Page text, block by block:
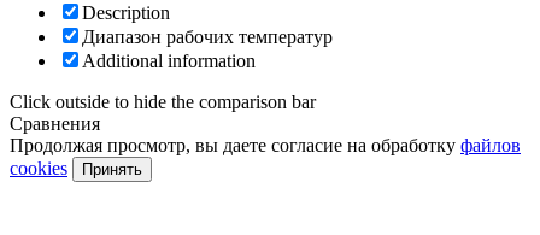
Description
Диапазон рабочих температур
Additional information
Click outside to hide the comparison bar
Сравнения
Продолжая просмотр, вы даете согласие на обработку файлов
cookies
Принять